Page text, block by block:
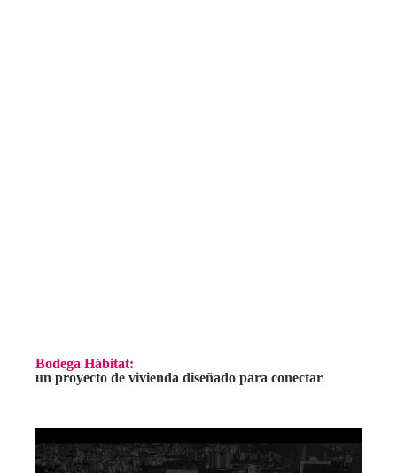
Bodega Hábitat:
un proyecto de vivienda diseñado para conectar